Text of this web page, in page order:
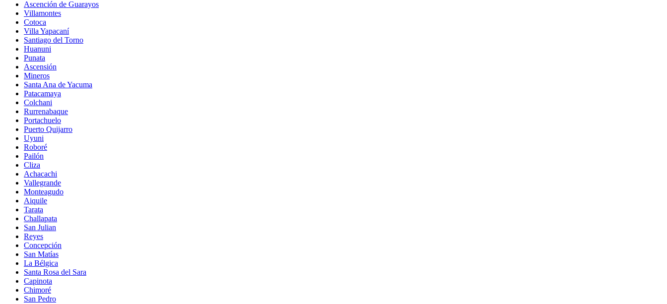
Ascención de Guarayos
Villamontes
Cotoca
Villa Yapacaní
Santiago del Torno
Huanuni
Punata
Ascensión
Mineros
Santa Ana de Yacuma
Patacamaya
Colchani
Rurrenabaque
Portachuelo
Puerto Quijarro
Uyuni
Roboré
Pailón
Cliza
Achacachi
Vallegrande
Monteagudo
Aiquile
Tarata
Challapata
San Julian
Reyes
Concepción
San Matías
La Bélgica
Santa Rosa del Sara
Capinota
Chimoré
San Pedro